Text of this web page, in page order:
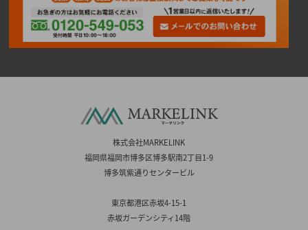
株式会社MARKELINK
福岡県福岡市博多区博多駅南2丁目1-9
博多筑紫通りセンタービル
東京都港区赤坂4-15-1
赤坂ガーデンシティ14階